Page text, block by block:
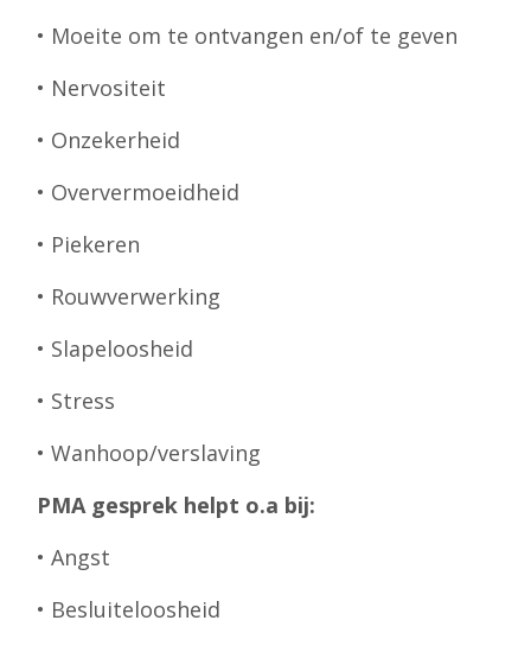
• Moeite om te ontvangen en/of te geven
• Nervositeit
• Onzekerheid
• Oververmoeidheid
• Piekeren
• Rouwverwerking
• Slapeloosheid
• Stress
• Wanhoop/verslaving
PMA gesprek helpt o.a bij:
• Angst
• Besluiteloosheid